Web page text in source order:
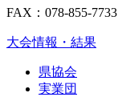
FAX：078-855-7733
大会情報・結果
県協会
実業団